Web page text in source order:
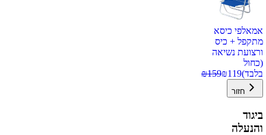
אמאלפי כיסא
מתקפל + כיס
ורצועת נשיאה
(כחול
בלבד)
₪119
₪159
חזור
ביגוד
והנעלה